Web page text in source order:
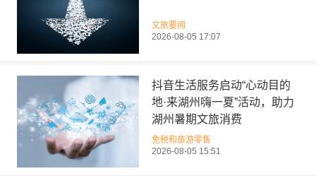
文旅要闻
2026-08-05 17:07
抖音生活服务启动“心动目的
地·来湖州嗨一夏”活动，助力
湖州暑期文旅消费
免税和旅游零售
2026-08-05 15:51